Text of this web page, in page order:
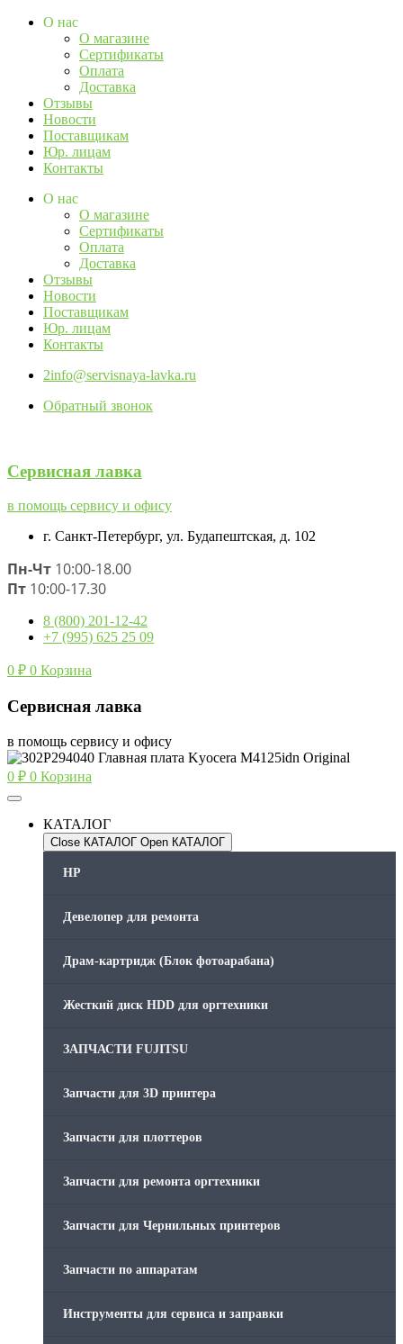
Перейти
содержимому
О нас
О магазине
Сертификаты
Оплата
Доставка
Отзывы
Новости
Поставщикам
Юр. лицам
Контакты
О нас
О магазине
Сертификаты
Оплата
Доставка
Отзывы
Новости
Поставщикам
Юр. лицам
Контакты
2info@servisnaya-lavka.ru
Обратный звонок
Сервисная лавка
в помощь сервису и офису
г. Санкт-Петербург, ул. Будапештская, д. 102
Пн-Чт 10:00-18.00
Пт 10:00-17.30
8 (800) 201-12-42
+7 (995) 625 25 09
0 ₽ 0 Корзина
Сервисная лавка
в помощь сервису и офису
0 ₽ 0 Корзина
КАТАЛОГ
Close КАТАЛОГ Open КАТАЛОГ
HP
Девелопер для ремонта
Драм-картридж (Блок фотоарабана)
Жесткий диск HDD для оргтехники
ЗАПЧАСТИ FUJITSU
Запчасти для 3D принтера
Запчасти для плоттеров
Запчасти для ремонта оргтехники
Запчасти для Чернильных принтеров
Запчасти по аппаратам
Инструменты для сервиса и заправки